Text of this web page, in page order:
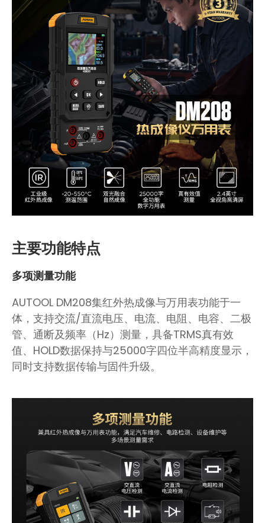
主要功能特点
多项测量功能
AUTOOL DM208集红外热成像与万用表功能于一
体，支持交流/直流电压、电流、电阻、电容、二极
管、通断及频率（Hz）测量，具备TRMS真有效
值、HOLD数据保持与25000字四位半高精度显示，
同时支持数据传输与固件升级。